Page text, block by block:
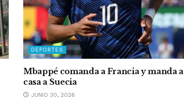
DEPORTES
Mbappé comanda a Francia y manda a
casa a Suecia
JUNIO 30, 2026